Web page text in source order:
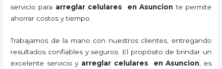
servicio para arreglar celulares en Asuncion te permite
ahorrar costos y tiempo.
Trabajamos de la mano con nuestros clientes, entregando
resultados confiables y seguros. El propósito de brindar un
excelente servicio y arreglar celulares en Asuncion , es